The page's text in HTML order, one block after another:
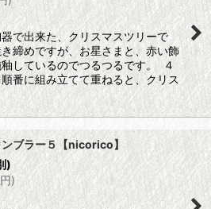
で出来た、クリスマスツリーで
締めですが、お星さまと、赤い飾
釉しているのでつるつるです。 ４
番に組み立てて重ねると、クリス
ブラー５【nicorico】
)
円)